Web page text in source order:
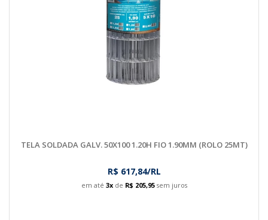
TELA SOLDADA GALV. 50X100 1.20H FIO 1.90MM (ROLO 25MT)
R$ 617,84/RL
em até 3xde R$ 205,95sem juros